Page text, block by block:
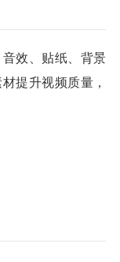
效、贴纸、背景
提升视频质量，